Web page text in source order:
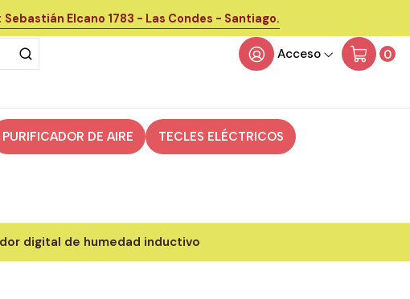
Acceso 0
PURIFICADOR DE AIRE TECLES ELÉCTRICOS
Sebastián Elcano 1783 - Las Condes - Santiago.
digital de humedad inductivo